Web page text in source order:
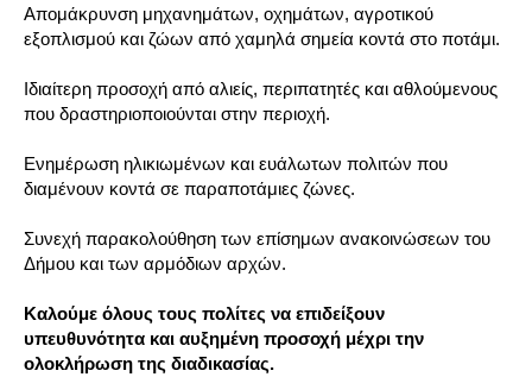
Απομάκρυνση μηχανημάτων, οχημάτων, αγροτικού
εξοπλισμού και ζώων από χαμηλά σημεία κοντά στο ποτάμι.
Ιδιαίτερη προσοχή από αλιείς, περιπατητές και αθλούμενους
που δραστηριοποιούνται στην περιοχή.
Ενημέρωση ηλικιωμένων και ευάλωτων πολιτών που
διαμένουν κοντά σε παραποτάμιες ζώνες.
Συνεχή παρακολούθηση των επίσημων ανακοινώσεων του
Δήμου και των αρμόδιων αρχών.
Καλούμε όλους τους πολίτες να επιδείξουν
υπευθυνότητα και αυξημένη προσοχή μέχρι την
ολοκλήρωση της διαδικασίας.